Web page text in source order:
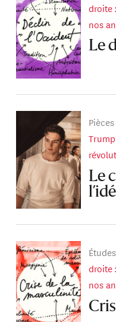
droite
nos
Le
Le
Études
droite
nos